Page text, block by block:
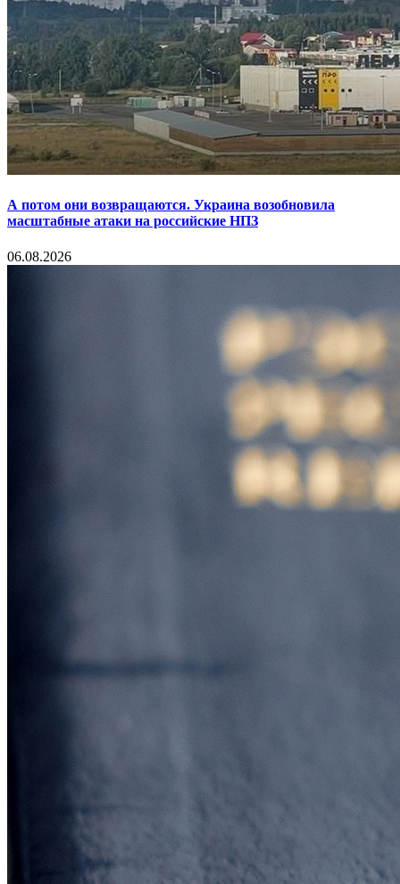
А потом они возвращаются. Украина возобновила
масштабные атаки на российские НПЗ
06.08.2026